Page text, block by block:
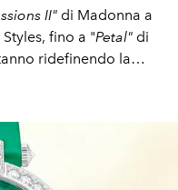
II" di Madonna a
fino a "Petal" di
ridefinendo la